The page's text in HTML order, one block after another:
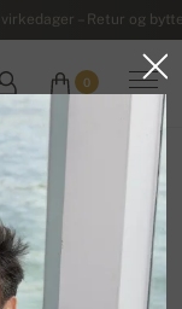
– Retur og
0